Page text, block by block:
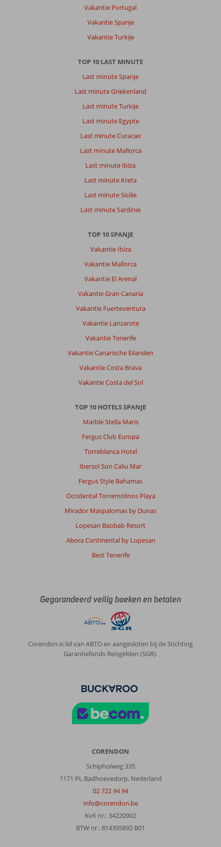
Vakantie Portugal
Vakantie Spanje
Vakantie Turkije
TOP 10 LAST MINUTE
Last minute Spanje
Last minute Griekenland
Last minute Turkije
Last minute Egypte
Last minute Curacao
Last minute Mallorca
Last minute Ibiza
Last minute Kreta
Last minute Sicilie
Last minute Sardinie
TOP 10 SPANJE
Vakantie Ibiza
Vakantie Mallorca
Vakantie El Arenal
Vakantie Gran Canaria
Vakantie Fuerteventura
Vakantie Lanzarote
Vakantie Tenerife
Vakantie Canarische Eilanden
Vakantie Costa Brava
Vakantie Costa del Sol
TOP 10 HOTELS SPANJE
Marble Stella Maris
Fergus Club Europa
Torreblanca Hotel
Ibersol Son Caliu Mar
Fergus Style Bahamas
Occidental Torremolinos Playa
Mirador Maspalomas by Dunas
Lopesan Baobab Resort
Abora Continental by Lopesan
Best Tenerife
Gegarandeerd veilig boeken en betalen
Corendon is lid van ABTO en aangesloten bij de Stichting
Garantiefonds Reisgelden (SGR).
CORENDON
Schipholweg 335
1171 PL Badhoevedorp, Nederland
02 722 94 94
info@corendon.be
KvK nr.: 34220902
BTW nr.: 814395892 B01